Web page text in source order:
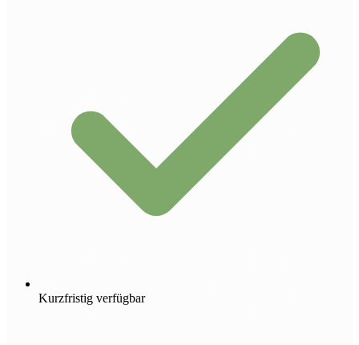
Kurzfristig verfügbar